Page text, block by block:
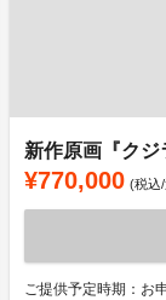
新作原画『クジ
¥770,000 (税込
ご提供予定時期：お